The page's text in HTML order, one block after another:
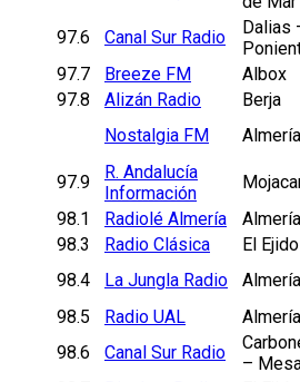
97.6
Canal Sur Radio
Dalias
97.7
Breeze FM
Albox
97.8
Alizán Radio
Berja
Nostalgia FM
Almería
97.9
R. Andalucía
Información
98.1
Radiolé Almería Almería
98.3
Radio Clásica El Ejido
98.4
La Jungla Radio Almería
98.5
Radio UAL Almería
98.6
Canal Sur Radio
–